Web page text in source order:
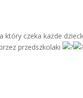
który czeka każde
przedszkolaki